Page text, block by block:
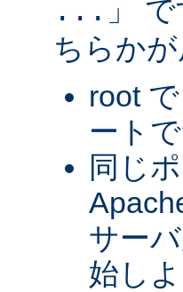
... 」
ちらかが
root
ート
同じ
サー
始し